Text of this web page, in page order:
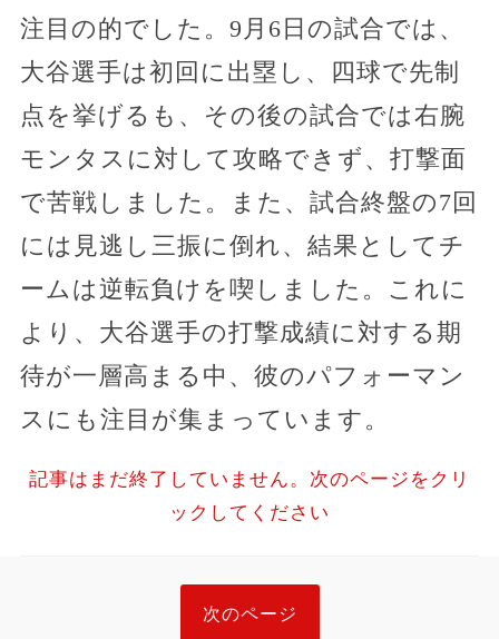
注目の的でした。9月6日の試合では、
大谷選手は初回に出塁し、四球で先制
点を挙げるも、その後の試合では右腕
モンタスに対して攻略できず、打撃面
で苦戦しました。また、試合終盤の7回
には見逃し三振に倒れ、結果としてチ
ームは逆転負けを喫しました。これに
より、大谷選手の打撃成績に対する期
待が一層高まる中、彼のパフォーマン
スにも注目が集まっています。
記事はまだ終了していません。次のページをクリ
ックしてください
次のページ